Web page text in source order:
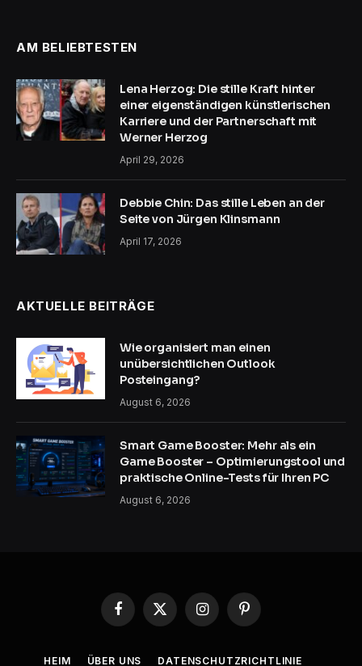
AM BELIEBTESTEN
Lena Herzog: Die stille Kraft hinter
einer eigenständigen künstlerischen
Karriere und der Partnerschaft mit
Werner Herzog
April 29, 2026
Debbie Chin: Das stille Leben an der
Seite von Jürgen Klinsmann
April 17, 2026
AKTUELLE BEITRÄGE
Wie organisiert man einen
unübersichtlichen Outlook
Posteingang?
August 6, 2026
Smart Game Booster: Mehr als ein
Game Booster – Optimierungstool und
praktische Online-Tests für Ihren PC
August 6, 2026
Facebook
X
InstagramPinterest
HEIM ÜBER UNS DATENSCHUTZRICHTLINIE